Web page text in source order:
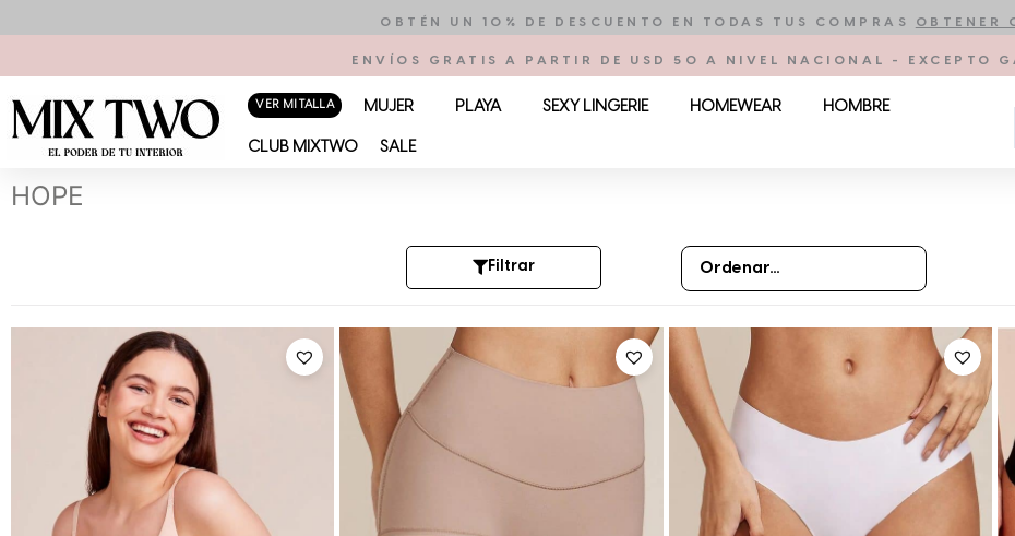
contenido
OBTÉN UN 10% DE DESCUENTO EN TODAS TUS COMPRAS OBTENER
ENVÍOS GRATIS A PARTIR DE USD 50 A NIVEL NACIONAL - EXCEPTO
VER MI TALLA MUJER PLAYA SEXY LINGERIE HOMEWEAR HOMBRE
CLUB MIXTWO SALE
HOPE
Filtrar